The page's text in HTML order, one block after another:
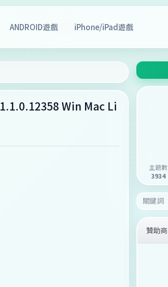
ANDROID遊戲 iPhone/iPad遊戲
Win Mac Li
主題數
3934
贊助商